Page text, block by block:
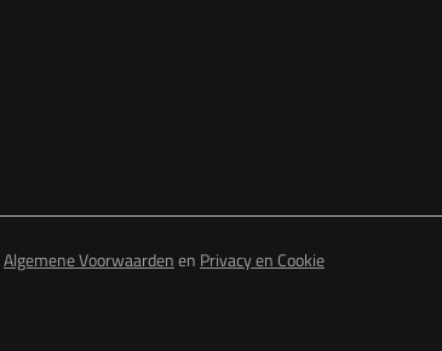
Algemene Voorwaardenen Privacy en Cookie